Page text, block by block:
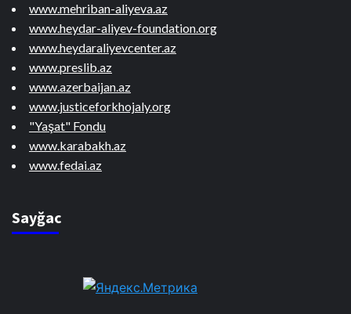
www.mehriban-aliyeva.az
www.heydar-aliyev-foundation.org
www.heydaraliyevcenter.az
www.preslib.az
www.azerbaijan.az
www.justiceforkhojaly.org
"Yaşat" Fondu
www.karabakh.az
www.fedai.az
Sayğac